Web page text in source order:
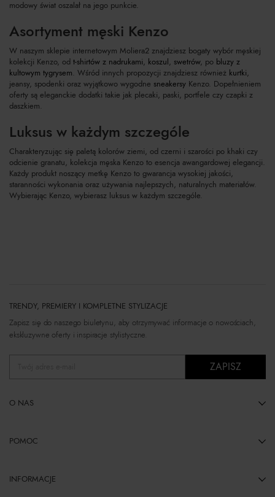
modowy świat oszalał na jego punkcie.
Asortyment męski Kenzo
W naszym sklepie internetowym Moliera2 znajdziesz bogaty wybór męskiej
kolekcji Kenzo, od t-shirtów z nadrukami, koszul, swetrów, po bluzy z
kultowym tygrysem. Wśród innych propozycji znajdziesz również kurtki,
jeansy, spodenki oraz wyjątkowo wygodne sneakersy Kenzo. Dopełnieniem
oferty są eleganckie dodatki takie jak plecaki, paski, portfele czy czapki z
daszkiem.
Luksus w każdym szczególe
Charakteryzując się paletą kolorów ziemi, od czerni i szarości po khaki czy
odcienie granatu, kolekcja męska Kenzo to esencja awangardowej elegancji.
Każdy produkt noszący metkę Kenzo to gwarancja wysokiej jakości,
staranności wykonania oraz używania najlepszych, naturalnych materiałów.
Wybierając Kenzo, wybierasz luksus w każdym szczególe.
TRENDY, PREMIERY I KOMPLETNE STYLIZACJE
Zapisz się do naszego biuletynu, aby otrzymywać informacje o nowościach,
ekskluzywne oferty i inspiracje stylistyczne.
ZAPISZ
O NAS
POMOC
INFORMACJE